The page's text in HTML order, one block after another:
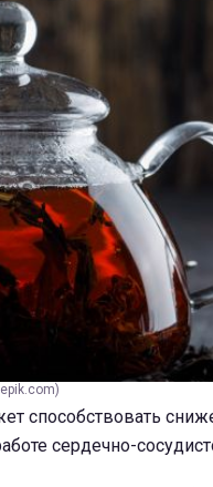
способствовать
сердечно-